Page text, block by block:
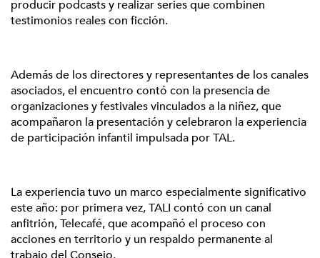
producir podcasts y realizar series que combinen
testimonios reales con ficción.
Además de los directores y representantes de los canales
asociados, el encuentro contó con la presencia de
organizaciones y festivales vinculados a la niñez, que
acompañaron la presentación y celebraron la experiencia
de participación infantil impulsada por TAL.
La experiencia tuvo un marco especialmente significativo
este año: por primera vez, TALI contó con un canal
anfitrión, Telecafé, que acompañó el proceso con
acciones en territorio y un respaldo permanente al